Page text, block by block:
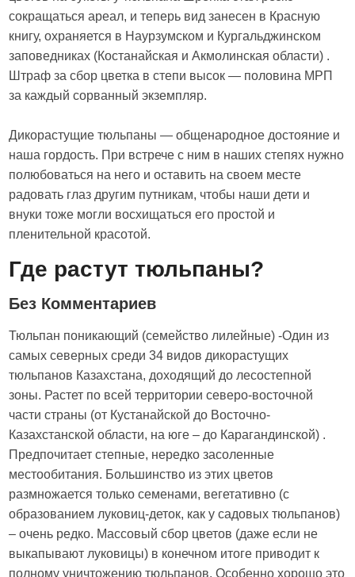
сокращаться ареал, и теперь вид занесен в Красную
книгу, охраняется в Наурзумском и Кургальджинском
заповедниках (Костанайская и Акмолинская области) .
Штраф за сбор цветка в степи высок — половина МРП
за каждый сорванный экземпляр.
Дикорастущие тюльпаны — общенародное достояние и
наша гордость. При встрече с ним в наших степях нужно
полюбоваться на него и оставить на своем месте
радовать глаз другим путникам, чтобы наши дети и
внуки тоже могли восхищаться его простой и
пленительной красотой.
Где растут тюльпаны?
Без Комментариев
Тюльпан поникающий (семейство лилейные) -Один из
самых северных среди 34 видов дикорастущих
тюльпанов Казахстана, доходящий до лесостепной
зоны. Растет по всей территории северо-восточной
части страны (от Кустанайской до Восточно-
Казахстанской области, на юге – до Карагандинской) .
Предпочитает степные, нередко засоленные
местообитания. Большинство из этих цветов
размножается только семенами, вегетативно (с
образованием луковиц-деток, как у садовых тюльпанов)
– очень редко. Массовый сбор цветов (даже если не
выкапывают луковицы) в конечном итоге приводит к
полному уничтожению тюльпанов. Особенно хорошо это